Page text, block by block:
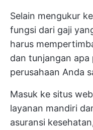
Selain mengukur
fungsi dari gaji
harus
dan tunjangan
perusahaan Anda
Masuk ke situs web
layanan mandiri
asuransi